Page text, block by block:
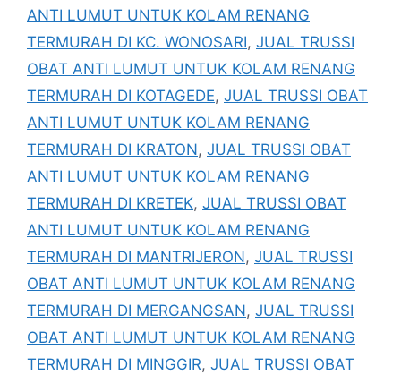
ANTI LUMUT UNTUK KOLAM RENANG
TERMURAH DI KC. WONOSARI, JUAL TRUSSI
OBAT ANTI LUMUT UNTUK KOLAM RENANG
TERMURAH DI KOTAGEDE, JUAL TRUSSI OBAT
ANTI LUMUT UNTUK KOLAM RENANG
TERMURAH DI KRATON, JUAL TRUSSI OBAT
ANTI LUMUT UNTUK KOLAM RENANG
TERMURAH DI KRETEK, JUAL TRUSSI OBAT
ANTI LUMUT UNTUK KOLAM RENANG
TERMURAH DI MANTRIJERON, JUAL TRUSSI
OBAT ANTI LUMUT UNTUK KOLAM RENANG
TERMURAH DI MERGANGSAN, JUAL TRUSSI
OBAT ANTI LUMUT UNTUK KOLAM RENANG
TERMURAH DI MINGGIR, JUAL TRUSSI OBAT